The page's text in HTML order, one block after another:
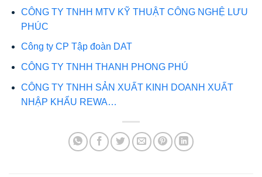
CÔNG TY TNHH MTV KỸ THUẬT CÔNG NGHỆ LƯU
PHÚC
Công ty CP Tập đoàn DAT
CÔNG TY TNHH THANH PHONG PHÚ
CÔNG TY TNHH SẢN XUẤT KINH DOANH XUẤT
NHẬP KHẨU REWA…